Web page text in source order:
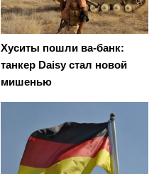
Хуситы пошли ва-банк:
танкер Daisy стал новой
мишенью